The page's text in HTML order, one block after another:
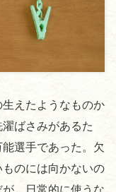
えたようなものか
ばさみがあるた
選手であった。欠
のには向かないの
、日常的に使うな